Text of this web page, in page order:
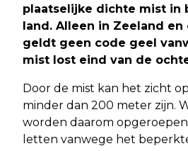
plaatselijke dichte mist in
land. Alleen in Zeeland
geldt geen code geel
mist lost eind van de
Door de mist kan het zicht
minder dan 200 meter zijn.
worden daarom
letten vanwege het